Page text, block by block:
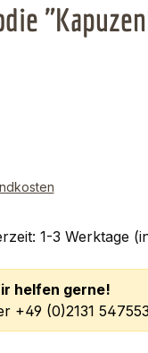
1-3 Werktage
helfen gerne!
+49 (0)2131 547553